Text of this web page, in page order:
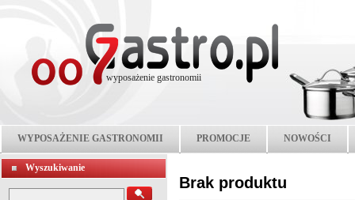
wyposażenie gastronomii
WYPOSAŻENIE GASTRONOMII PROMOCJE NOWOŚCI
Wyszukiwanie
Brak produktu